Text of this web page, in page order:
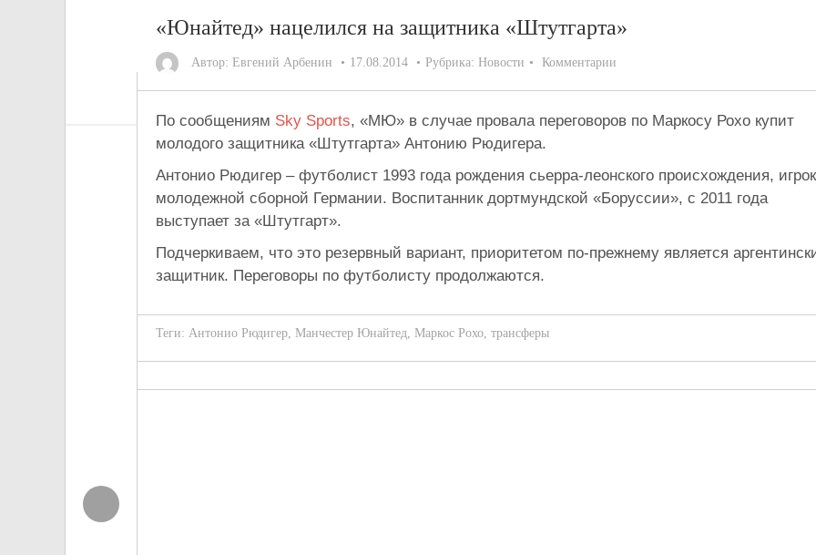
«Юнайтед» нацелился на защитника «Штутгарта»
Автор: Евгений Арбенин 17.08.2014 Рубрика: Новости Комментарии
По сообщениям Sky Sports, «МЮ» в случае провала переговоров по Маркосу Рохо купит
молодого защитника «Штутгарта» Антонию Рюдигера.
Антонио Рюдигер – футболист 1993 года рождения сьерра-леонского происхождения, игрок
молодежной сборной Германии. Воспитанник дортмундской «Боруссии», с 2011 года
выступает за «Штутгарт».
Подчеркиваем, что это резервный вариант, приоритетом по-прежнему является
защитник. Переговоры по футболисту продолжаются.
Теги: Антонио Рюдигер, Манчестер Юнайтед, Маркос Рохо, трансферы